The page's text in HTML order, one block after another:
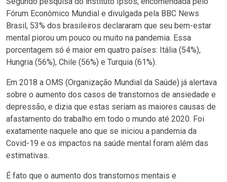
Fórum Econômico Mundial e divulgada pela BBC News
Brasil, 53% dos brasileiros declararam que seu bem-estar
mental piorou um pouco ou muito na pandemia. Essa
porcentagem só é maior em quatro países: Itália (54%),
Hungria (56%), Chile (56%) e Turquia (61%).
Em 2018 a OMS (Organização Mundial da Saúde) já alertava
sobre o aumento dos casos de transtornos de ansiedade e
depressão, e dizia que estas seriam as maiores causas de
afastamento do trabalho em todo o mundo até 2020. Foi
exatamente naquele ano que se iniciou a pandemia da
Covid-19 e os impactos na saúde mental foram além das
estimativas.
É fato que o aumento dos transtornos mentais e